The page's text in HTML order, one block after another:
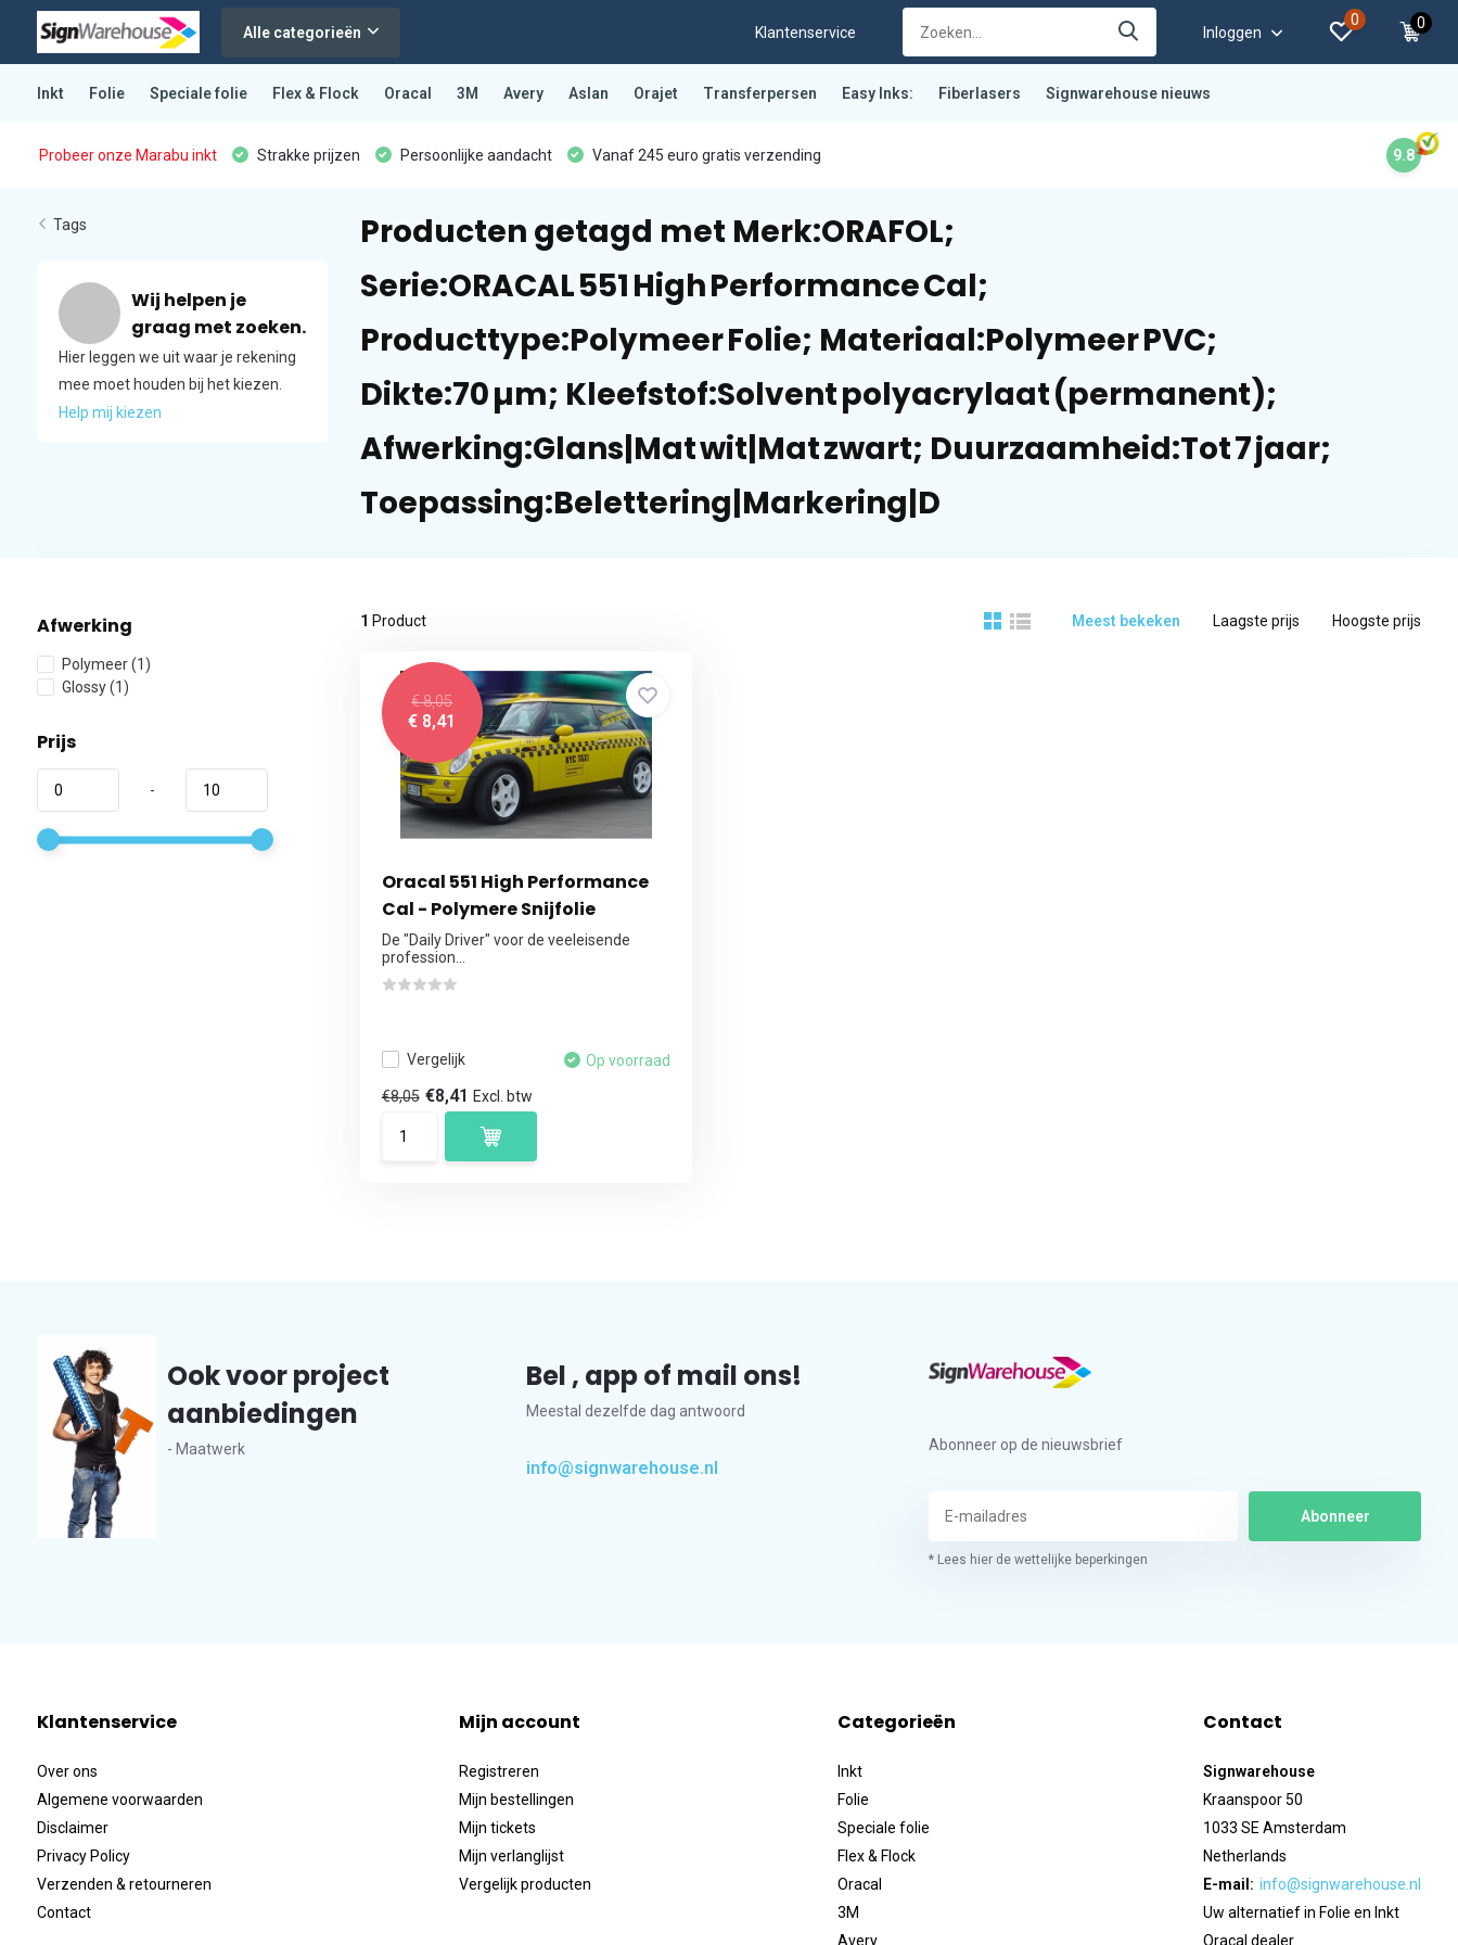
Alle categorieën Klantenservice Inloggen
0 0
Inkt Folie Speciale folie Flex & Flock Oracal 3M Avery Aslan Orajet Transferpersen Easy Inks: Fiberlasers Signwarehouse nieuws
Probeer onze Marabu inkt Strakke prijzen Persoonlijke aandacht Vanaf 245 euro gratis verzending 9.8
Tags
Wij helpen je
graag met zoeken.
Hier leggen we uit waar je rekening
mee moet houden bij het kiezen.
Help mij kiezen
Producten getagd met Merk:ORAFOL;
Serie:ORACAL 551 High Performance Cal;
Producttype:Polymeer Folie; Materiaal:Polymeer PVC;
Dikte:70 µm; Kleefstof:Solvent polyacrylaat (permanent);
Afwerking:Glans|Mat wit|Mat zwart; Duurzaamheid:Tot 7 jaar;
Toepassing:Belettering|Markering|D
Afwerking
Polymeer(1)
Glossy(1)
Prijs
-
1 Product Meest bekeken Laagste prijs Hoogste prijs
€ 8,05
€ 8,41
Oracal 551 High Performance
Cal - Polymere Snijfolie
De "Daily Driver" voor de veeleisende
profession...
Vergelijk Op voorraad
€8,05 €8,41 Excl. btw
Ook voor project
aanbiedingen
- Maatwerk
Bel , app of mail ons!
Meestal dezelfde dag antwoord
info@signwarehouse.nl
Abonneer op de nieuwsbrief
Abonneer
* Lees hier de wettelijke beperkingen
Klantenservice
Over ons
Algemene voorwaarden
Disclaimer
Privacy Policy
Verzenden & retourneren
Contact
Mijn account
Registreren
Mijn bestellingen
Mijn tickets
Mijn verlanglijst
Vergelijk producten
Categorieën
Inkt
Folie
Speciale folie
Flex & Flock
Oracal
3M
Avery
Contact
Signwarehouse
Kraanspoor 50
1033 SE Amsterdam
Netherlands
E-mail: info@signwarehouse.nl
Uw alternatief in Folie en Inkt
Oracal dealer